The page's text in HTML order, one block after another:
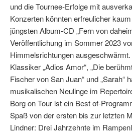
und die Tournee-Erfolge mit
Konzerten könnten erfreulicher
jüngsten Album-CD „Fern von
Veröffentlichung im Sommer 2023
Himmelsrichtungen
Klassiker „Adios Amor“, „Die
Fischer von San Juan“ und „Sarah“
musikalischen Neulinge im
Borg on Tour ist ein Best of-
Spaß von der ersten bis zur letzten
Lindner: Drei Jahrzehnte im